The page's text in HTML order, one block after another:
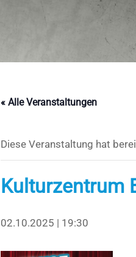
« Alle Veranstaltungen
Diese Veranstaltung hat
Kulturzentrum
02.10.2025 | 19:30